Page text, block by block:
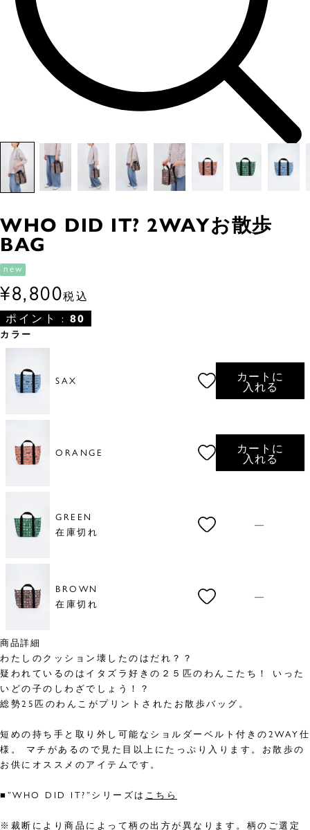
WHO DID IT? 2WAYお散歩
BAG
new
¥8,800税込
ポイント : 80
カラー
SAX
カートに
入れる
ORANGE
カートに
入れる
GREEN
在庫切れ
—
BROWN
在庫切れ
—
商品詳細
わたしのクッション壊したのはだれ？？
疑われているのはイタズラ好きの２５匹のわんこたち！ いった
いどの子のしわざでしょう！？
総勢25匹のわんこがプリントされたお散歩バッグ。
短めの持ち手と取り外し可能なショルダーベルト付きの2WAY仕
様。 マチがあるので見た目以上にたっぷり入ります。お散歩の
お供にオススメのアイテムです。
■”WHO DID IT?”シリーズは こちら
※裁断により商品によって柄の出方が異なります。柄のご選定